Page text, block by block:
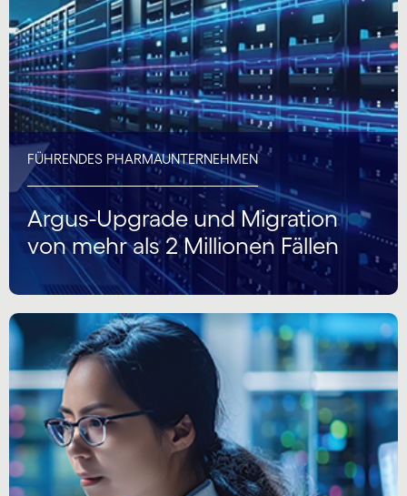
FÜHRENDES PHARMAUNTERNEHMEN
Argus-Upgrade und Migration
von mehr als 2 Millionen Fällen